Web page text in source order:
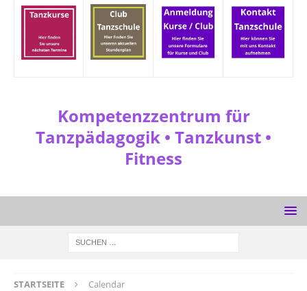
Kompetenzzentrum für
Tanzpädagogik • Tanzkunst •
Fitness
STARTSEITE Calendar